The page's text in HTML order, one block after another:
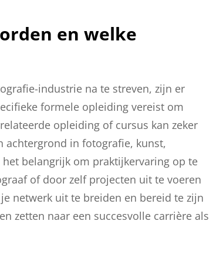
en welke
industrie na te streven, zijn er
formele opleiding vereist om
opleiding of cursus kan zeker
achtergrond in fotografie, kunst,
belangrijk om praktijkervaring op te
of door zelf projecten uit te voeren
netwerk uit te breiden en bereid te zijn
zetten naar een succesvolle carrière als